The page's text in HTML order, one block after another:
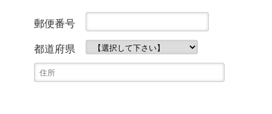
郵便番号
都道府県